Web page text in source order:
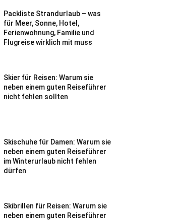
Packliste Strandurlaub – was
für Meer, Sonne, Hotel,
Ferienwohnung, Familie und
Flugreise wirklich mit muss
Skier für Reisen: Warum sie
neben einem guten Reiseführer
nicht fehlen sollten
Skischuhe für Damen: Warum sie
neben einem guten Reiseführer
im Winterurlaub nicht fehlen
dürfen
Skibrillen für Reisen: Warum sie
neben einem guten Reiseführer